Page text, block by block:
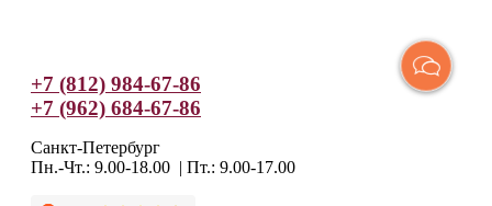
+7 (812) 984-67-86
+7 (962) 684-67-86
Санкт-Петербург
Пн.-Чт.: 9.00-18.00 | Пт.: 9.00-17.00